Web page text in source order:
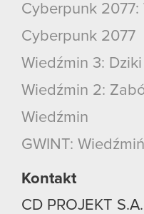
Cyberpunk
Cyberpunk 2077
Wiedźmin 3:
Wiedźmin 2:
Wiedźmin
GWINT:
Kontakt
CD PROJEKT S.A.